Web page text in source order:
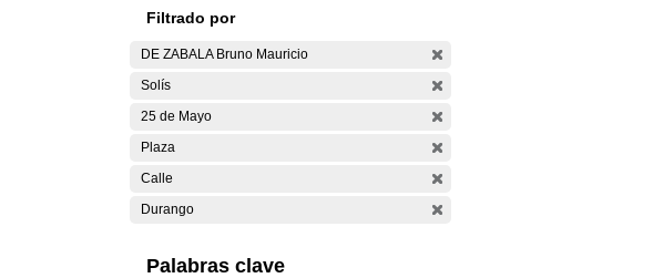
Filtrado por
DE ZABALA Bruno Mauricio
Solís
25 de Mayo
Plaza
Calle
Durango
Palabras clave